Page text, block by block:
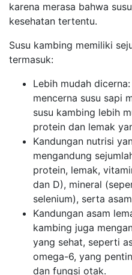
karena merasa bahwa
kesehatan tertentu.
Susu kambing memiliki
termasuk:
Lebih mudah
mencerna susu sapi
susu kambing lebih
protein dan lemak
Kandungan nutrisi
mengandung
protein, lemak,
dan D), mineral
selenium), serta
Kandungan asam
kambing juga
yang sehat, seperti
omega-6, yang
dan fungsi otak.